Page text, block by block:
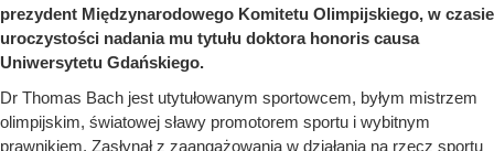
prezydent Międzynarodowego Komitetu Olimpijskiego, w czasie
uroczystości nadania mu tytułu doktora honoris causa
Uniwersytetu Gdańskiego.
Dr Thomas Bach jest utytułowanym sportowcem, byłym mistrzem
olimpijskim, światowej sławy promotorem sportu i wybitnym
prawnikiem. Zasłynął z zaangażowania w działania na rzecz sportu